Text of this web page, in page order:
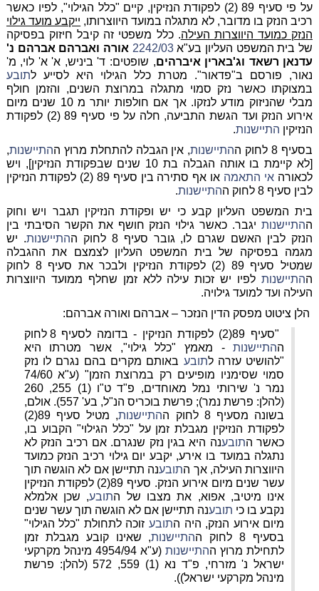
על פי סעיף 89 (2) לפקודת הנזיקין, קיים "כלל הגילוי", לפיו כאשר
רכיב הנזק בו מדובר, לא מתגלה במועד היווצרותו, ייקבע מועד גילוי
הנזק כמועד היווצרות העילה. כלל משפטי זה קיבל חיזוק בפסיקה
של בית המשפט העליון בע"א2242/03 אורה ואברהם אברהם נ'
עדנאן רשאד וג'בארין איברהים, שופטים: ד' ביניש, א' א' לוי, מ'
נאור, פורסם ב"פדאור". מטרת כלל הגילוי היא לסייע לתובע
במצוקתו כאשר נזק סמוי מתגלה במרוצת השנים, והזמן חולף
מבלי שהניזוק מודע לנזקו. אך אם חולפות יותר מ 10 שנים מיום
אירוע הנזק ועד הגשת התביעה, חלה על פי סעיף 89 (2) לפקודת
הנזיקין התיישנות.
בסעיף 8 לחוק ה
התיישנות, אין הגבלה להתחלת מרוץ ההתיישנות,
[לא קיימת בו אותה הגבלה בת 10 שנים שבפקודת הנזיקין], ויש
לכאורה אי התאמה
או אף סתירה בין סעיף 89 (2) לפקודת הנזיקין
לבין סעיף 8 לחוק ה
התיישנות.
בית המשפט העליון קבע כי יש ופקודת הנזיקין תגבר ויש וחוק
ההתיישנותיגבר. כאשר גילוי הנזק חושף את הקשר הסיבתי בין
הנזק לבין האשם שגרם לו, גובר סעיף 8 לחוק ה
התיישנות. יש
מגמה בפסיקה של בית המשפט העליון לצמצם את ההגבלה
שמטיל סעיף 89 (2) לפקודת הנזיקין ולבכר את סעיף 8 לחוק
ההתיישנותלפיו יש זכות עילה ללא זמן שחלף ממועד היווצרות
העילה ועד למועד גילויה.
הלן ציטוט מפסק הדין הנזכר – אברהם ואורה אברהם:
"סעיף 89(2) לפקודת הנזיקין - בדומה לסעיף 8 לחוק
ההתיישנות- מאמץ "כלל גילוי", אשר מטרתו היא
"להושיט עזרה לתובע באותם מקרים בהם נגרם לו נזק
סמוי שסימניו מופיעים רק במרוצת הזמן" (ע"א 74/60
נמר נ' שירותי נמל מאוחדים, פ"ד ט"ו (1) 255, 260
(להלן: פרשת נמר); פרשת בוכריס הנ"ל, בע' 557). אולם,
בשונה מסעיף 8 לחוק ה
התיישנות
, מטיל סעיף 89(2)
לפקודת הנזיקין מגבלת זמן על "כלל הגילוי" הקבוע בו,
כאשר התובענה היא בגין נזק שנגרם. אם רכיב הנזק לא
נתגלה במועד בו אירע, יקבע יום גילוי רכיב הנזק כמועד
היווצרות העילה, אך התובענה תתיישן אם לא הוגשה תוך
עשר שנים מיום אירוע הנזק. סעיף 89(2) לפקודת הנזיקין
אינו מיטיב, אפוא, את מצבו של התובע, שכן אלמלא
נקבע בו כי תובענה תתיישן אם לא הוגשה תוך עשר שנים
מיום אירוע הנזק, היה התובע זוכה לתחולת "כלל הגילוי"
בסעיף 8 לחוק ה
התיישנות, שאינו קובע מגבלת זמן
לתחילת מרוץ ההתיישנות
(ע"א 4954/94 מינהל מקרקעי
ישראל נ' מזרחי, פ"ד נא (1) 559, 572 (להלן: פרשת
מינהל מקרקעי ישראל)).